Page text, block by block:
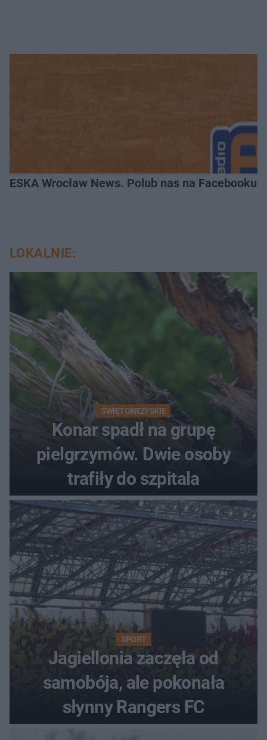
ESKA Wrocław News. Polub nas na Facebooku!
LOKALNIE:
ŚWIĘTOKRZYSKIE
Konar spadł na grupę
pielgrzymów. Dwie osoby
trafiły do szpitala
SPORT
Jagiellonia zaczęła od
samobója, ale pokonała
słynny Rangers FC